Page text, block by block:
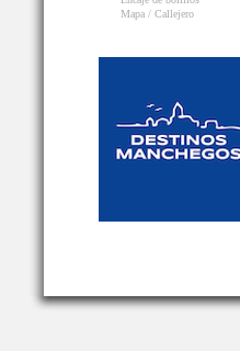
Mapa / Callejero